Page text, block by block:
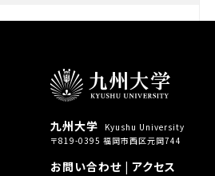
九州大学
Kyushu University
〒819-0395 福岡市西区元岡744
お問い合わせ |アクセス